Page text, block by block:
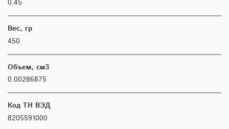
0.45
Вес, гр
450
Объем, см3
0.00286875
Код ТН ВЭД
8205591000